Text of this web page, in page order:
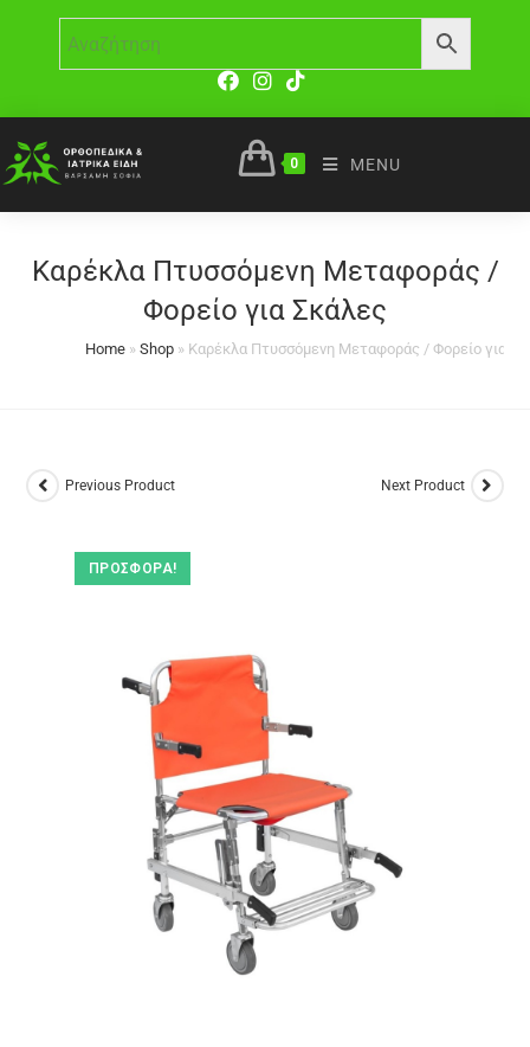
0 MENU
Καρέκλα Πτυσσόμενη Μεταφοράς /
Φορείο για Σκάλες
Home »Shop » Καρέκλα Πτυσσόμενη Μεταφοράς / Φορείο για
ΠΡΟΣΦΟΡΆ!
Previous Product Next Product